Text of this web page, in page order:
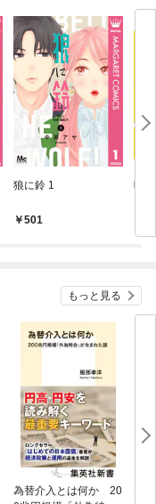
狼に鈴 1
501
映
な
もっと見る
為替介入とは何か 20